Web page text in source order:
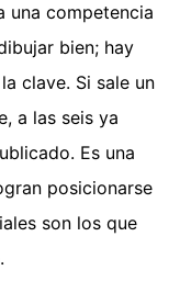
una competencia
bien; hay
clave. Si sale un
a las seis ya
Es una
posicionarse
son los que